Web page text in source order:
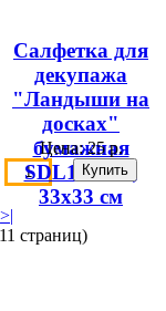
Салфетка для
декупажа
"Ландыши на
досках"
бумажная
SDL120101,
33х33 см
Цена:25 р.
>|
страниц)